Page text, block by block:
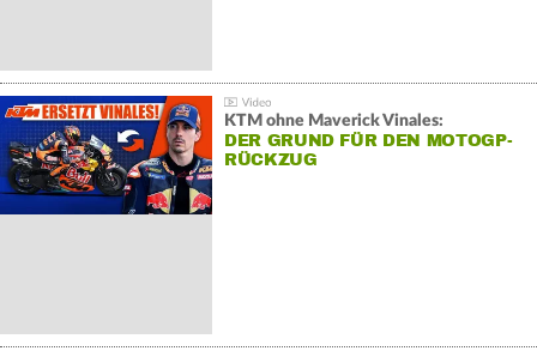
KTM ohne Maverick Vinales:
DER GRUND FÜR DEN MOTOGP-
RÜCKZUG